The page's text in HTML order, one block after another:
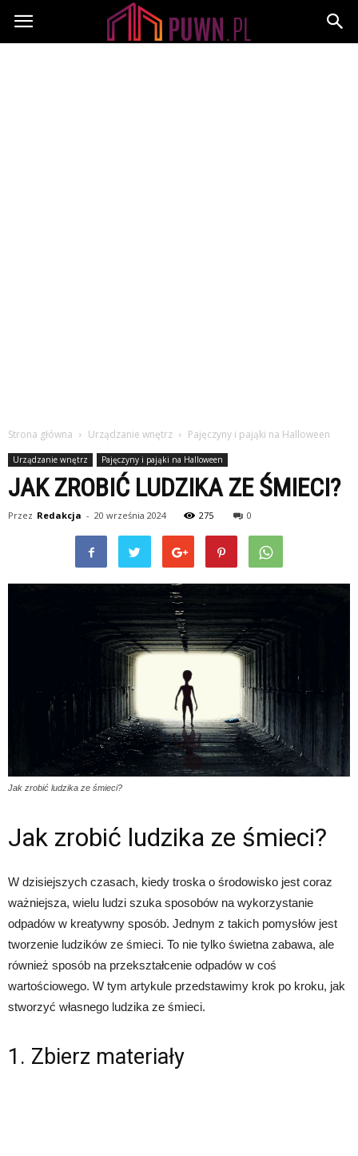
PUWN.pl
Strona główna Urządzanie wnętrz Pajęczyny i pająki na Halloween
Urządzanie wnętrz Pajęczyny i pająki na Halloween
JAK ZROBIĆ LUDZIKA ZE ŚMIECI?
Przez Redakcja - 20 września 2024 275 0
Jak zrobić ludzika ze śmieci?
Jak zrobić ludzika ze śmieci?
W dzisiejszych czasach, kiedy troska o środowisko jest coraz
ważniejsza, wielu ludzi szuka sposobów na wykorzystanie
odpadów w kreatywny sposób. Jednym z takich pomysłów jest
tworzenie ludzików ze śmieci. To nie tylko świetna zabawa, ale
również sposób na przekształcenie odpadów w coś
wartościowego. W tym artykule przedstawimy krok po kroku, jak
stworzyć własnego ludzika ze śmieci.
1. Zbierz materiały